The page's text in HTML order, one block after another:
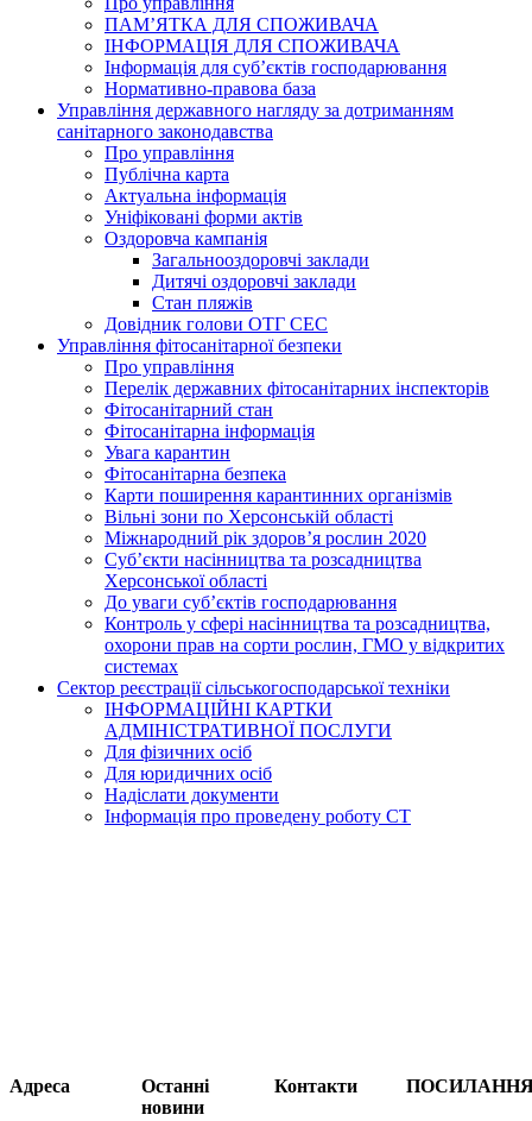
ПАМ’ЯТКА ДЛЯ СПОЖИВАЧА
ІНФОРМАЦІЯ ДЛЯ СПОЖИВАЧА
Інформація для суб’єктів господарювання
Нормативно-правова база
Управління державного нагляду за дотриманням
санітарного законодавства
Про управління
Публічна карта
Актуальна інформація
Уніфіковані форми актів
Оздоровча кампанія
Загальнооздоровчі заклади
Дитячі оздоровчі заклади
Стан пляжів
Довідник голови ОТГ СЕС
Управління фітосанітарної безпеки
Про управління
Перелік державних фітосанітарних інспекторів
Фітосанітарний стан
Фітосанітарна інформація
Увага карантин
Фітосанітарна безпека
Карти поширення карантинних організмів
Вільні зони по Херсонській області
Міжнародний рік здоров’я рослин 2020
Суб’єкти насінництва та розсадництва
Херсонської області
До уваги суб’єктів господарювання
Контроль у сфері насінництва та розсадництва,
охорони прав на сорти рослин, ГМО у відкритих
системах
Сектор реєстрації сільськогосподарської техніки
ІНФОРМАЦІЙНІ КАРТКИ
АДМІНІСТРАТИВНОЇ ПОСЛУГИ
Для фізичних осіб
Для юридичних осіб
Надіслати документи
Інформація про проведену роботу СТ
Адреса
Останні
новини
Контакти